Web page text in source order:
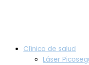
Clínica de salud
Láser